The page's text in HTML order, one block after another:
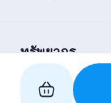
ทรัพยากร